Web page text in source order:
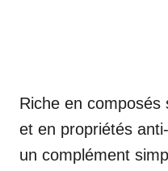
Riche en
et en propriétés
un complément